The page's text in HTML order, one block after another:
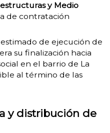
y Medio
de contratación
de ejecución de
su finalización hacia
en el barrio de La
al término de las
y distribución de